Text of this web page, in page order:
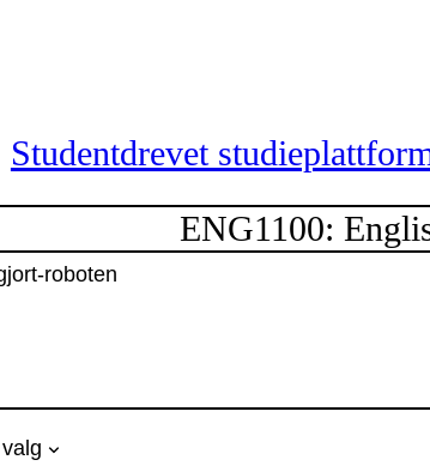
Studentdrevet
ENG1100:
roboten